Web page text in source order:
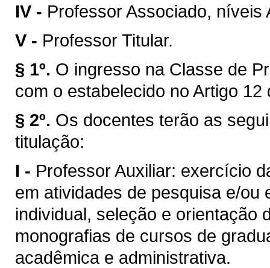
IV - Professor Associado, níveis
V - Professor Titular.
§ 1º. O ingresso na Classe de
com o estabelecido no Artigo 12
§ 2º. Os docentes terão as
titulação:
I - Professor Auxiliar: exercício
em atividades de pesquisa e/
individual, seleção e orientação
monografias de cursos de
acadêmica e administrativa.